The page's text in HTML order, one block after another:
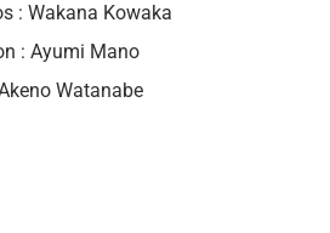
: Wakana Kowaka
: Ayumi Mano
Watanabe